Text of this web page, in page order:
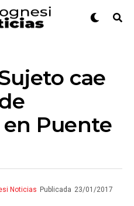
cae
Puente
Noticias Publicada 23/01/2017